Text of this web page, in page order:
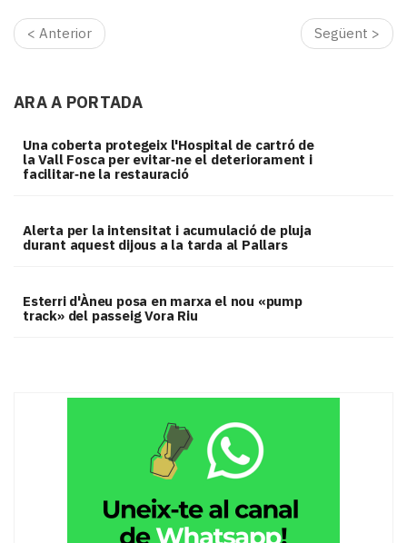
< Anterior Següent >
ARA A PORTADA
Una coberta protegeix l'Hospital de cartró de
la Vall Fosca per evitar‑ne el deteriorament i
facilitar‑ne la restauració
Alerta per la intensitat i acumulació de pluja
durant aquest dijous a la tarda al Pallars
Esterri d'Àneu posa en marxa el nou «pump
track» del passeig Vora Riu